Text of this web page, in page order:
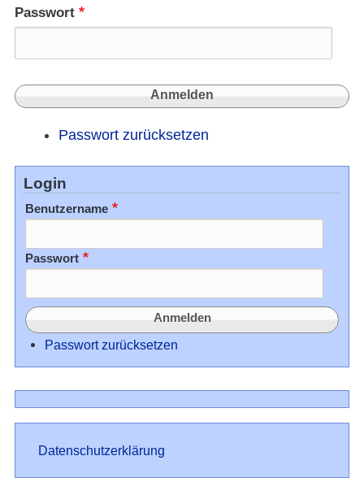
Passwort
Passwort zurücksetzen
Login
Benutzername
Passwort
Passwort zurücksetzen
Datenschutz
Datenschutzerklärung